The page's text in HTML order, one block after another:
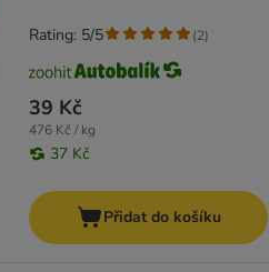
39 Kč
476 Kč / kg
37 Kč
Rating: 5/5 (2)
Přidat do košíku